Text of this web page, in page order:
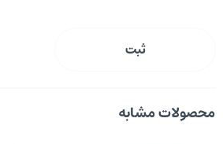
ثبت
محصولات مشابه